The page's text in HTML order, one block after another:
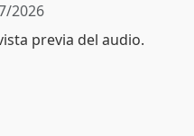
2026